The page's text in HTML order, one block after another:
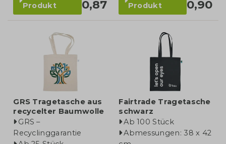
Produkt
0,87
Produkt
0,90
GRS Tragetasche aus
recycelter Baumwolle
GRS –
Recyclinggarantie
Fairtrade Tragetasche
schwarz
Ab 100 Stück
Abmessungen: 38 x 42